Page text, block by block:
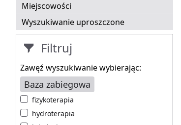
Miejscowości
Wyszukiwanie uproszczone
Filtruj
Zawęź wyszukiwanie wybierając:
Baza zabiegowa
fizykoterapia
hydroterapia